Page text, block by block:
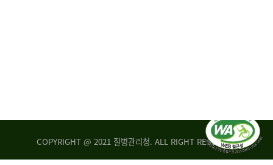
COPYRIGHT @ 2021 질병관리청. ALL RIGHT RESERVED